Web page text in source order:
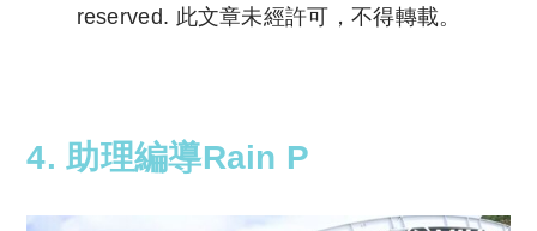
reserved. 此文章未經許可，不得轉載。
4. 助理編導Rain P